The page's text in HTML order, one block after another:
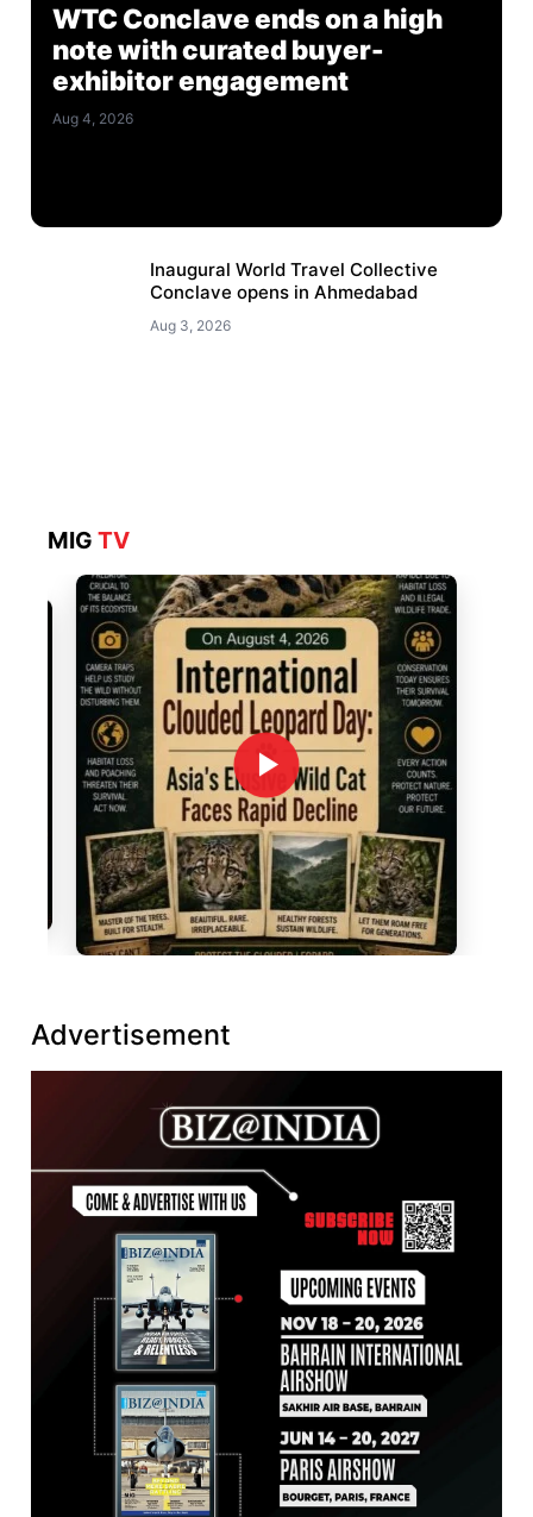
WTC Conclave ends on a high
note with curated buyer-
exhibitor engagement
Aug 4, 2026
Inaugural World Travel Collective
Conclave opens in Ahmedabad
Aug 3, 2026
MIGTV
Advertisement